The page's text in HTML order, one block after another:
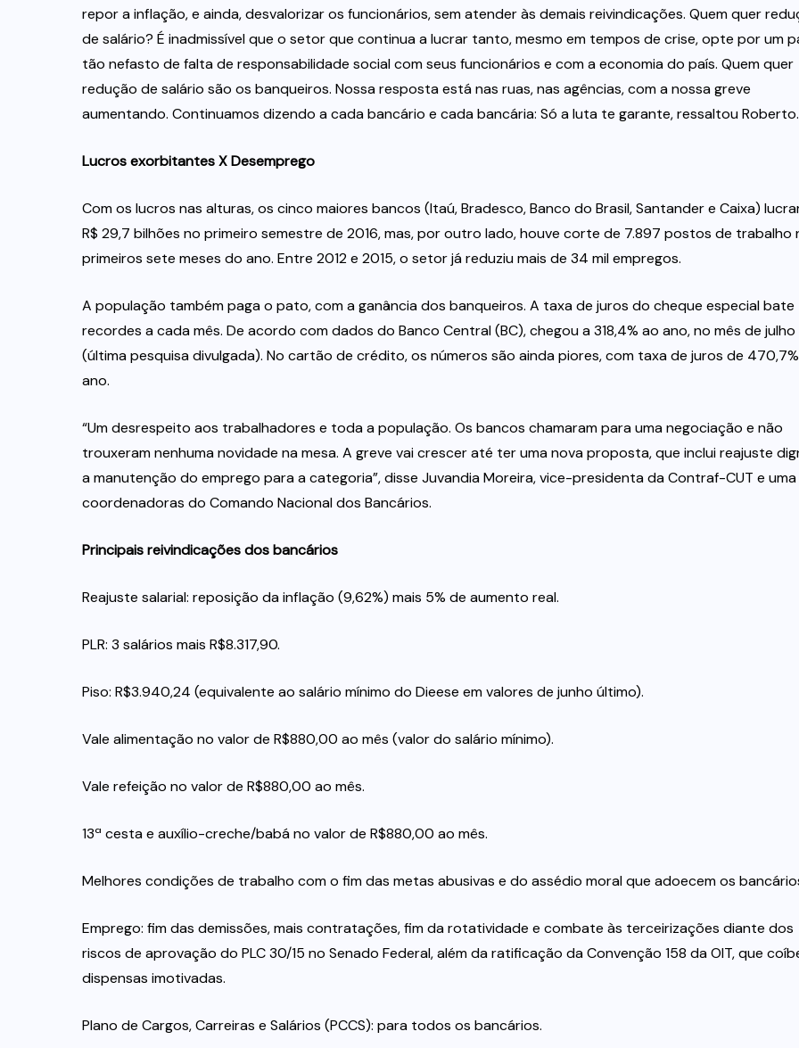
repor a inflação, e ainda, desvalorizar os funcionários, sem atender às demais reivindicações. Quem quer
de salário? É inadmissível que o setor que continua a lucrar tanto, mesmo em tempos de crise, opte por um
tão nefasto de falta de responsabilidade social com seus funcionários e com a economia do país. Quem quer
redução de salário são os banqueiros. Nossa resposta está nas ruas, nas agências, com a nossa greve
aumentando. Continuamos dizendo a cada bancário e cada bancária: Só a luta te garante, ressaltou Roberto.
Lucros exorbitantes X Desemprego
Com os lucros nas alturas, os cinco maiores bancos (Itaú, Bradesco, Banco do Brasil, Santander e Caixa)
R$ 29,7 bilhões no primeiro semestre de 2016, mas, por outro lado, houve corte de 7.897 postos de trabalho
primeiros sete meses do ano. Entre 2012 e 2015, o setor já reduziu mais de 34 mil empregos.
A população também paga o pato, com a ganância dos banqueiros. A taxa de juros do cheque especial bate
recordes a cada mês. De acordo com dados do Banco Central (BC), chegou a 318,4% ao ano, no mês de julho
(última pesquisa divulgada). No cartão de crédito, os números são ainda piores, com taxa de juros de
ano.
“Um desrespeito aos trabalhadores e toda a população. Os bancos chamaram para uma negociação e não
trouxeram nenhuma novidade na mesa. A greve vai crescer até ter uma nova proposta, que inclui reajuste
a manutenção do emprego para a categoria”, disse Juvandia Moreira, vice-presidenta da Contraf-CUT e
coordenadoras do Comando Nacional dos Bancários.
Principais reivindicações dos bancários
Reajuste salarial: reposição da inflação (9,62%) mais 5% de aumento real.
PLR: 3 salários mais R$8.317,90.
Piso: R$3.940,24 (equivalente ao salário mínimo do Dieese em valores de junho último).
Vale alimentação no valor de R$880,00 ao mês (valor do salário mínimo).
Vale refeição no valor de R$880,00 ao mês.
13ª cesta e auxílio-creche/babá no valor de R$880,00 ao mês.
Melhores condições de trabalho com o fim das metas abusivas e do assédio moral que adoecem os
Emprego: fim das demissões, mais contratações, fim da rotatividade e combate às terceirizações diante dos
riscos de aprovação do PLC 30/15 no Senado Federal, além da ratificação da Convenção 158 da OIT, que
dispensas imotivadas.
Plano de Cargos, Carreiras e Salários (PCCS): para todos os bancários.